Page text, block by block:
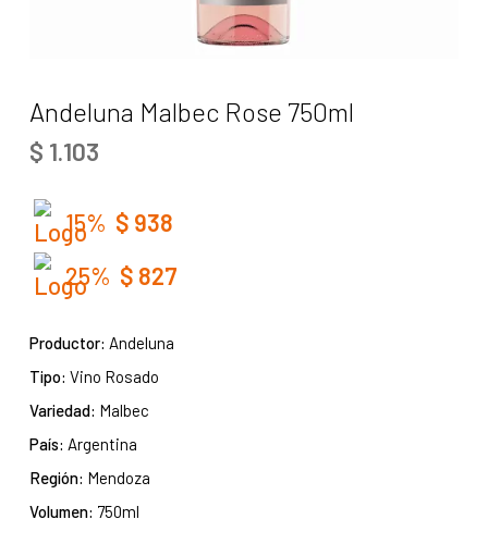
Andeluna Malbec Rose 750ml
$ 1.103
15% $ 938
25% $ 827
Productor: Andeluna
Tipo: Vino Rosado
Variedad: Malbec
País: Argentina
Región: Mendoza
Volumen: 750ml